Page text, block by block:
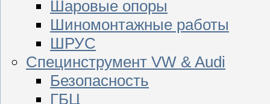
Шаровые опоры
Шиномонтажные работы
ШРУС
Специнструмент VW & Audi
Безопасность
ГБЦ